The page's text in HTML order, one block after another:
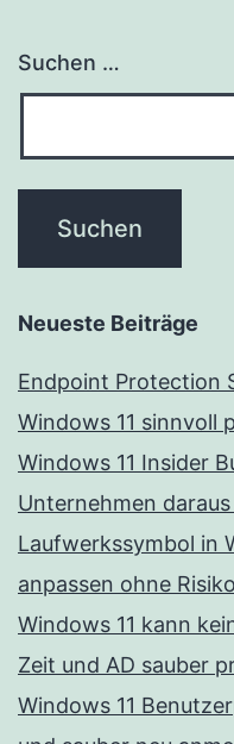
Suchen …
Neueste Beiträge
Endpoint Protection
Windows 11 sinnvoll
Windows 11 Insider
Unternehmen
Laufwerkssymbol in
anpassen ohne Risiko
Windows 11 kann
Zeit und AD sauber
Windows 11